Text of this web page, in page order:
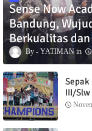
Sense Now
Bandung,
Berkualitas
YATIMAN
Sepak
III/Slw